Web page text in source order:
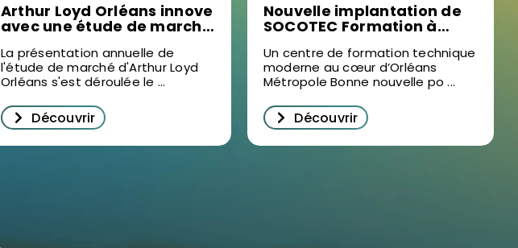
Arthur Loyd Orléans innove
avec une étude de marché
pour décrypter
l’immobilier d’entreprise à
Orléans
La présentation annuelle de
l'étude de marché d'Arthur Loyd
Orléans s'est déroulée le ...
Découvrir
Nouvelle implantation de
SOCOTEC Formation à
formation professionnelle
dans le Loiret
Un centre de formation technique
moderne au cœur d’Orléans
Métropole Bonne nouvelle po ...
Découvrir